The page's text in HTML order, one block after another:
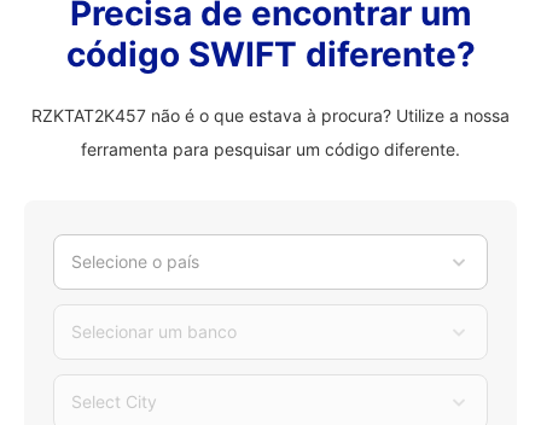
Precisa de encontrar um
código SWIFT diferente?
RZKTAT2K457 não é o que estava à procura? Utilize a nossa
ferramenta para pesquisar um código diferente.
Selecione o país
Selecionar um banco
Select City